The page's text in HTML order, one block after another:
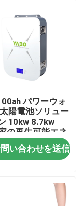
パワーウォ
陽電池ソリュー
10kw 8.7kw
の再生可能エネ
い合わせを送信